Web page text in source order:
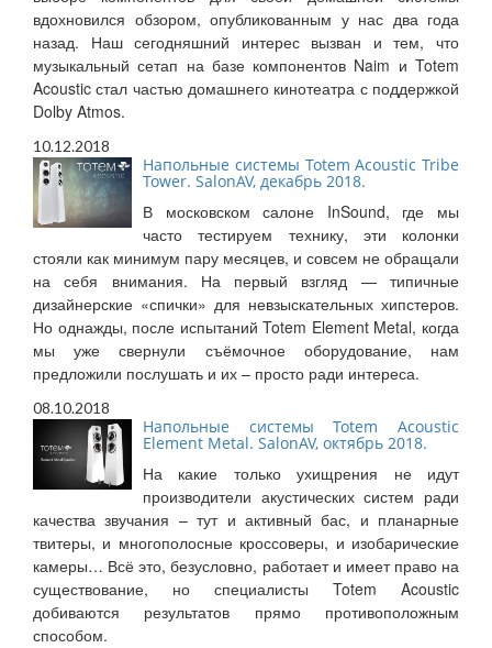
вдохновился обзором, опубликованным у нас два года
назад. Наш сегодняшний интерес вызван и тем, что
музыкальный сетап на базе компонентов Naim и Totem
Acoustic стал частью домашнего кинотеатра с поддержкой
Dolby Atmos.
10.12.2018
Напольные системы Totem Acoustic Tribe
Tower. SalonAV, декабрь 2018.
В московском салоне InSound, где мы
часто тестируем технику, эти колонки
стояли как минимум пару месяцев, и совсем не обращали
на себя внимания. На первый взгляд — типичные
дизайнерские «спички» для невзыскательных хипстеров.
Но однажды, после испытаний Totem Element Metal, когда
мы уже свернули съёмочное оборудование, нам
предложили послушать и их – просто ради интереса.
08.10.2018
Напольные системы Totem Acoustic
Element Metal. SalonAV, октябрь 2018.
На какие только ухищрения не идут
производители акустических систем ради
качества звучания – тут и активный бас, и планарные
твитеры, и многополосные кроссоверы, и изобарические
камеры… Всё это, безусловно, работает и имеет право на
существование, но специалисты Totem Acoustic
добиваются результатов прямо противоположным
способом.